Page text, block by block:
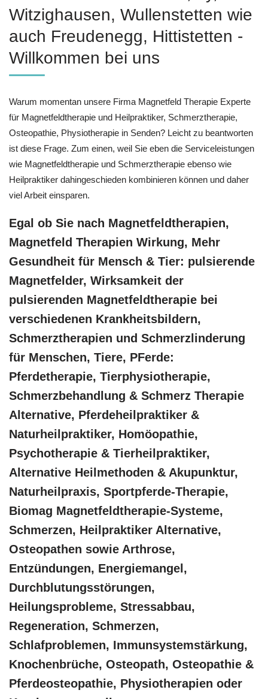
Witzighausen, Wullenstetten wie
auch Freudenegg, Hittistetten -
Willkommen bei uns
Warum momentan unsere Firma Magnetfeld Therapie Experte
für Magnetfeldtherapie und Heilpraktiker, Schmerztherapie,
Osteopathie, Physiotherapie in Senden? Leicht zu beantworten
ist diese Frage. Zum einen, weil Sie eben die Serviceleistungen
wie Magnetfeldtherapie und Schmerztherapie ebenso wie
Heilpraktiker dahingeschieden kombinieren können und daher
viel Arbeit einsparen.
Egal ob Sie nach Magnetfeldtherapien,
Magnetfeld Therapien Wirkung, Mehr
Gesundheit für Mensch & Tier: pulsierende
Magnetfelder, Wirksamkeit der
pulsierenden Magnetfeldtherapie bei
verschiedenen Krankheitsbildern,
Schmerztherapien und Schmerzlinderung
für Menschen, Tiere, PFerde:
Pferdetherapie, Tierphysiotherapie,
Schmerzbehandlung & Schmerz Therapie
Alternative, Pferdeheilpraktiker &
Naturheilpraktiker, ‎Homöopathie,
‎Psychotherapie & ‎Tierheilpraktiker,
Alternative Heilmethoden & Akupunktur,
Naturheilpraxis, Sportpferde-Therapie,
Biomag Magnetfeldtherapie-Systeme,
Schmerzen, Heilpraktiker Alternative,
Osteopathen sowie Arthrose,
Entzündungen, Energiemangel,
Durchblutungsstörungen,
Heilungsprobleme, Stressabbau,
Regeneration, Schmerzen,
Schlafproblemen, Immunsystemstärkung,
Knochenbrüche, Osteopath, Osteopathie &
Pferdeosteopathie, Physiotherapien oder